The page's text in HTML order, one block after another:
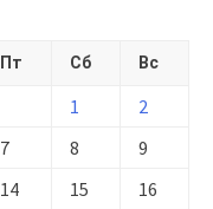
Пт Сб Вс
1
2
7 8
9
14 15
16